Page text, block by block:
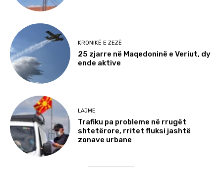
KRONIKË E ZEZË
25 zjarre në Maqedoninë e Veriut, dy
ende aktive
LAJME
Trafiku pa probleme në rrugët
shtetërore, rritet fluksi jashtë
zonave urbane